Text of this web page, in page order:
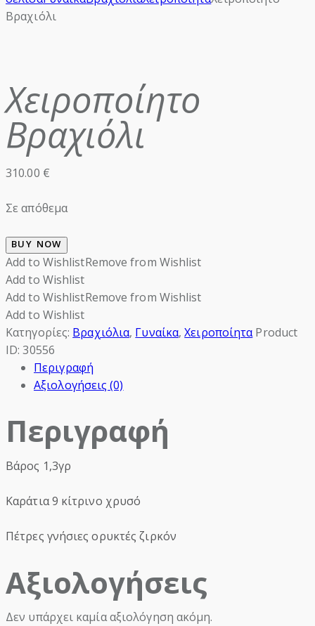
Βραχιόλι
Χειροποίητο
Βραχιόλι
310.00 €
Σε απόθεμα
BUY NOW
Add to WishlistRemove from Wishlist
Add to Wishlist
Add to WishlistRemove from Wishlist
Add to Wishlist
Κατηγορίες: Βραχιόλια, Γυναίκα,Χειροποίητα Product
ID:30556
Περιγραφή
Αξιολογήσεις (0)
Περιγραφή
Βάρος 1,3γρ
Καράτια 9 κίτρινο χρυσό
Πέτρες γνήσιες ορυκτές ζιρκόν
Αξιολογήσεις
Δεν υπάρχει καμία αξιολόγηση ακόμη.